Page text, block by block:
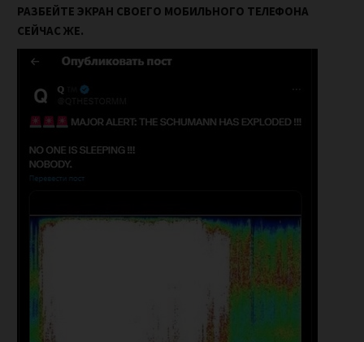
РАЗБЕЙТЕ ЭКРАН СВОЕГО МОБИЛЬНОГО ТЕЛЕФОНА
СЕЙЧАС ЖЕ.